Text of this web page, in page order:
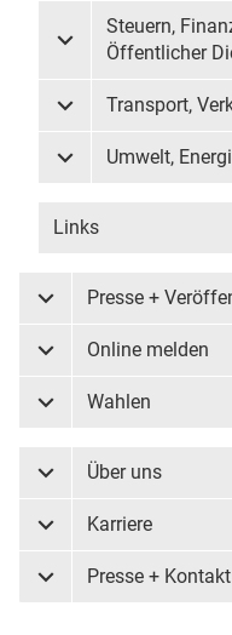
Untermenü
Steuern,
Öffentlicher
Untermenü
Transport,
Untermenü Umwelt,
Umwelt,
Links
Untermenü Presse +
Presse +
Untermenü Online
Online melden
Untermenü Wahlen
Wahlen
Untermenü Über uns
Über uns
Untermenü Karriere
Karriere
Untermenü Presse +
Presse + Kontakt